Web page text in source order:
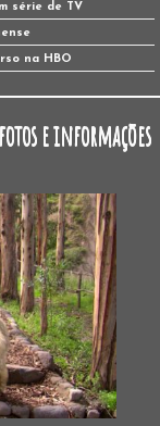
série de TV
na HBO
e informações